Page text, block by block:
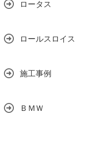
ロータス
ロールスロイス
施工事例
ＢＭＷ